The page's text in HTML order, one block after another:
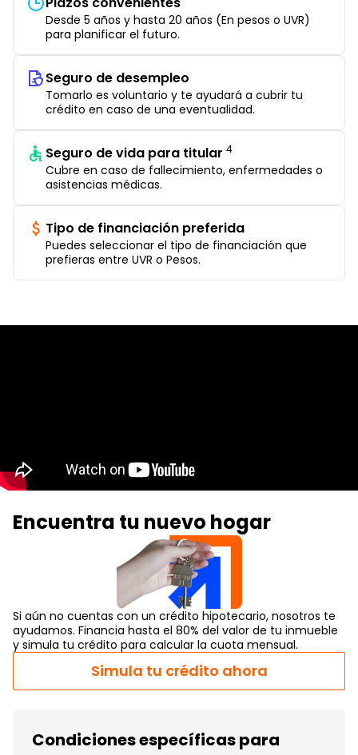
Desde 5 años y hasta 20 años (En pesos o UVR)
para planificar el futuro.
Seguro de desempleo
Tomarlo es voluntario y te ayudará a cubrir tu
crédito en caso de una eventualidad.
Seguro de vida para titular 4
Cubre en caso de fallecimiento, enfermedades o
asistencias médicas.
Tipo de financiación preferida
Puedes seleccionar el tipo de financiación que
prefieras entre UVR o Pesos.
Encuentra tu nuevo hogar
Si aún no cuentas con un crédito hipotecario, nosotros te
ayudamos. Financia hasta el 80% del valor de tu inmueble
y simula tu crédito para calcular la cuota mensual.
Simula tu crédito ahora
Condiciones específicas para